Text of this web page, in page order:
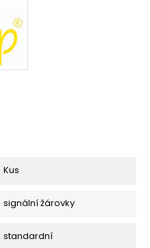
Kus
signální žárovky
standardní